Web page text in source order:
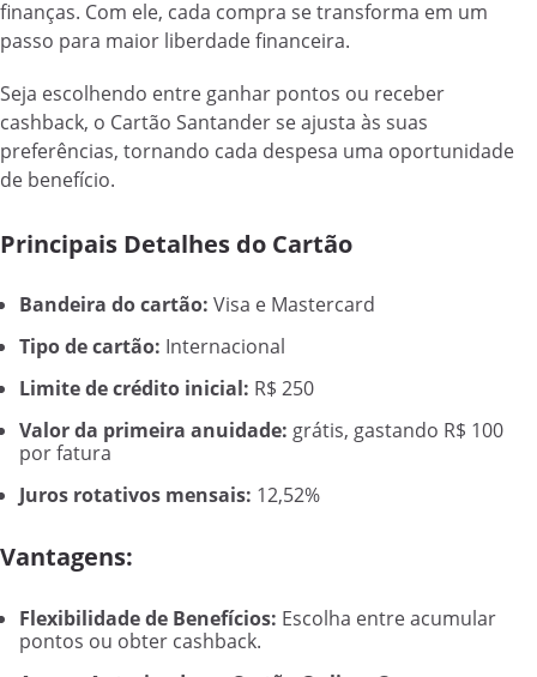
finanças. Com ele, cada compra se transforma em um
passo para maior liberdade financeira.
Seja escolhendo entre ganhar pontos ou receber
cashback, o Cartão Santander se ajusta às suas
preferências, tornando cada despesa uma oportunidade
de benefício.
Principais Detalhes do Cartão
Bandeira do cartão: Visa e Mastercard
Tipo de cartão: Internacional
Limite de crédito inicial: R$ 250
Valor da primeira anuidade: grátis, gastando R$ 100
por fatura
Juros rotativos mensais: 12,52%
Vantagens:
Flexibilidade de Benefícios: Escolha entre acumular
pontos ou obter cashback.